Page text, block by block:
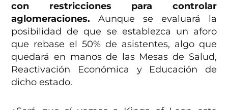
con restricciones para controlar
aglomeraciones. Aunque se evaluará la
posibilidad de que se establezca un aforo
que rebase el 50% de asistentes, algo que
quedará en manos de las Mesas de Salud,
Reactivación Económica y Educación de
dicho estado.